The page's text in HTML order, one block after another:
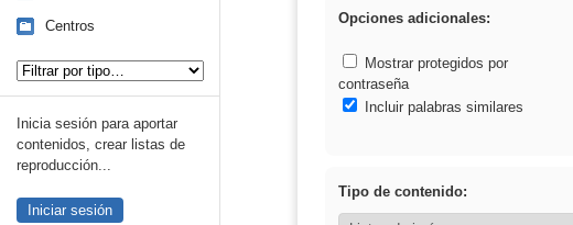
Centros
Inicia sesión para aportar
contenidos, crear listas de
reproducción...
Iniciar sesión
Opciones adicionales:
Mostrar protegidos por
contraseña
Incluir palabras similares
Tipo de contenido: